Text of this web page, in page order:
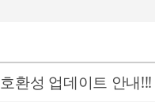
환성 업데이트 안내!!!